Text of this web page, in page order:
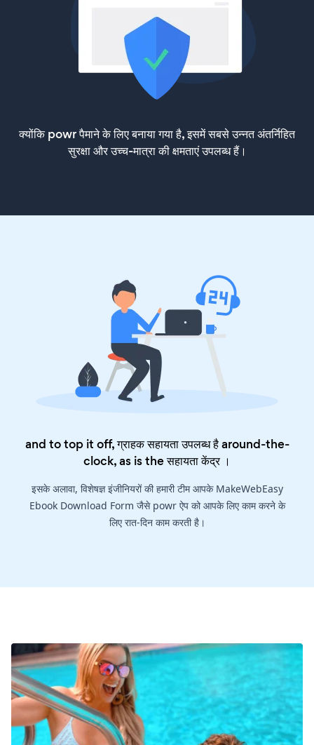
क्योंकि powr पैमाने के लिए बनाया गया है, इसमें सबसे उन्नत अंतर्निहित
सुरक्षा और उच्च-मात्रा की क्षमताएं उपलब्ध हैं।
and to top it off, ग्राहक सहायता उपलब्ध है around-the-
clock, as is theसहायता केंद्र।
इसके अलावा, विशेषज्ञ इंजीनियरों की हमारी टीम आपके MakeWebEasy
Ebook Download Form जैसे powr ऐप को आपके लिए काम करने के
लिए रात-दिन काम करती है।